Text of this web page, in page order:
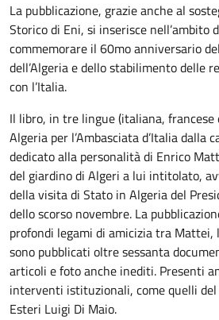
La pubblicazione, grazie anche al
Storico di Eni, si inserisce nell’ambito
commemorare il 60mo anniversario
dell’Algeria e dello stabilimento delle
con l’Italia.
Il libro, in tre lingue (italiana, francese
Algeria per l’Ambasciata d’Italia dalla
dedicato alla personalità di Enrico
del giardino di Algeri a lui intitolato,
della visita di Stato in Algeria del
dello scorso novembre. La
profondi legami di amicizia tra Mattei,
sono pubblicati oltre sessanta
articoli e foto anche inediti. Presenti
interventi istituzionali, come quelli
Esteri Luigi Di Maio.